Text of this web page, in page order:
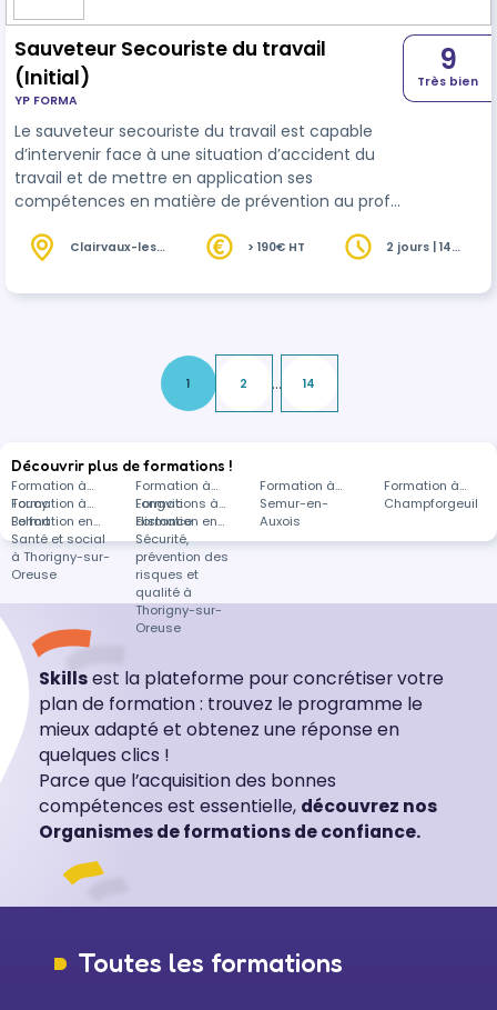
Sauveteur Secouriste du travail
(Initial)
YP FORMA
Le sauveteur secouriste du travail est capable
d’intervenir face à une situation d’accident du
travail et de mettre en application ses
compétences en matière de prévention au profit
respect de l’organisation de l’entreprise et des
9
Très bien
Clairvaux-les-
> 190€ HT
2 jours | 14
1 2 ... 14
Découvrir plus de formations !
Formation à
Toucy
Formation à
Longvic
Formation à
Semur-en-
Auxois
Formation à
Champforgeuil
Formation à
Belfort
Formations à
distance
Formation en
Santé et social
à Thorigny-sur-
Oreuse
Formation en
Sécurité,
prévention des
risques et
qualité à
Thorigny-sur-
Oreuse
Skillsest la plateforme pour concrétiser votre
plan de formation : trouvez le programme le
mieux adapté et obtenez une réponse en
quelques clics !
Parce que l’acquisition des bonnes
compétences est essentielle, découvrez nos
Organismes de formations de confiance.
Toutes les formations